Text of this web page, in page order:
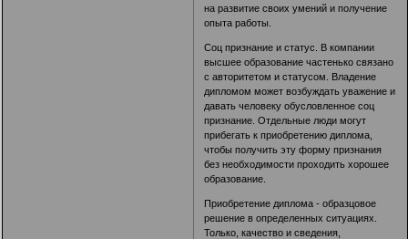
на развитие своих умений и получение
опыта работы.
Соц признание и статус. В компании
высшее образование частенько связано
с авторитетом и статусом. Владение
дипломом может возбуждать уважение и
давать человеку обусловленное соц
признание. Отдельные люди могут
прибегать к приобретению диплома,
чтобы получить эту форму признания
без необходимости проходить хорошее
образование.
Приобретение диплома - образцовое
решение в определенных ситуациях.
Только, качество и сведения,